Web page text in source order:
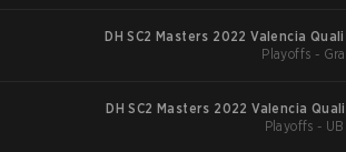
DH SC2 Masters 2022 Valencia
Playoffs -
DH SC2 Masters 2022 Valencia
Playoffs -